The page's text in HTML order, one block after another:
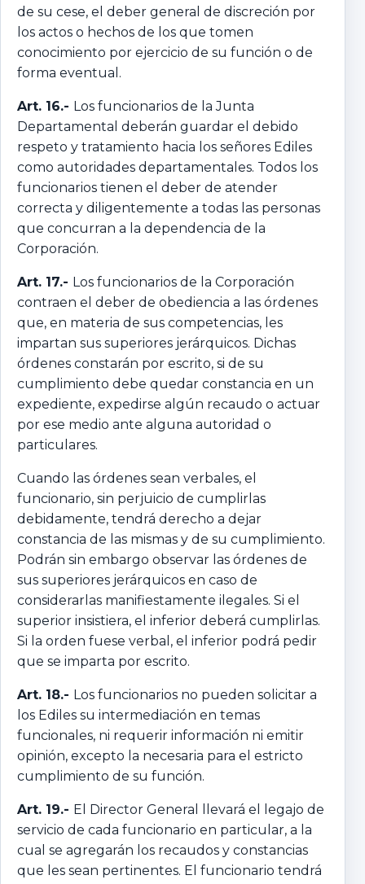
de su cese, el deber general de discreción por
los actos o hechos de los que tomen
conocimiento por ejercicio de su función o de
forma eventual.
Art. 16.- Los funcionarios de la Junta
Departamental deberán guardar el debido
respeto y tratamiento hacia los señores Ediles
como autoridades departamentales. Todos los
funcionarios tienen el deber de atender
correcta y diligentemente a todas las personas
que concurran a la dependencia de la
Corporación.
Art. 17.- Los funcionarios de la Corporación
contraen el deber de obediencia a las órdenes
que, en materia de sus competencias, les
impartan sus superiores jerárquicos. Dichas
órdenes constarán por escrito, si de su
cumplimiento debe quedar constancia en un
expediente, expedirse algún recaudo o actuar
por ese medio ante alguna autoridad o
particulares.
Cuando las órdenes sean verbales, el
funcionario, sin perjuicio de cumplirlas
debidamente, tendrá derecho a dejar
constancia de las mismas y de su cumplimiento.
Podrán sin embargo observar las órdenes de
sus superiores jerárquicos en caso de
considerarlas manifiestamente ilegales. Si el
superior insistiera, el inferior deberá cumplirlas.
Si la orden fuese verbal, el inferior podrá pedir
que se imparta por escrito.
Art. 18.- Los funcionarios no pueden solicitar a
los Ediles su intermediación en temas
funcionales, ni requerir información ni emitir
opinión, excepto la necesaria para el estricto
cumplimiento de su función.
Art. 19.- El Director General llevará el legajo de
servicio de cada funcionario en particular, a la
cual se agregarán los recaudos y constancias
que les sean pertinentes. El funcionario tendrá